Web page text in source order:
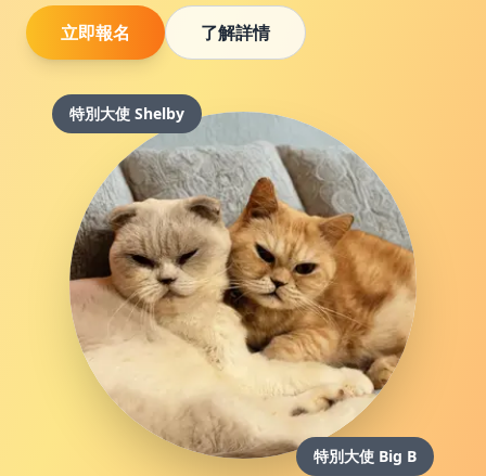
立即報名 了解詳情
特別大使 Shelby
特別大使 Big B